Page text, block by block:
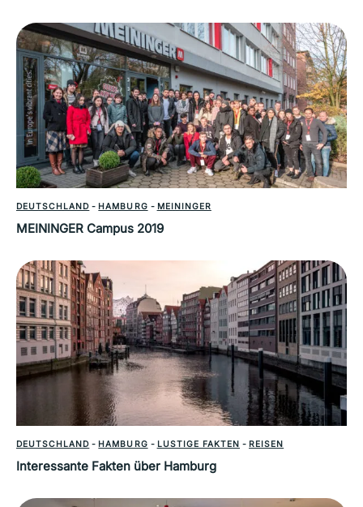
DEUTSCHLAND - HAMBURG - MEININGER
MEININGER Campus 2019
DEUTSCHLAND - HAMBURG - LUSTIGE FAKTEN - REISEN
Interessante Fakten über Hamburg